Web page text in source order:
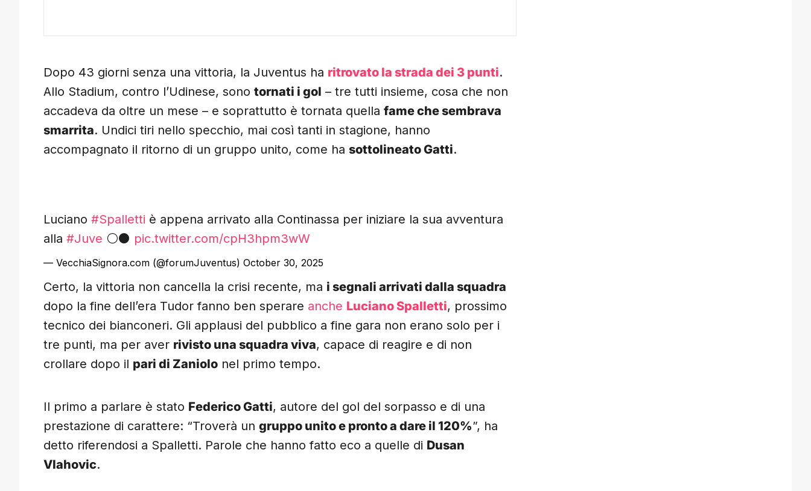
Dopo 43 giorni senza una vittoria, la Juventus ha ritrovato la strada dei 3 punti.
Allo Stadium, contro l’Udinese, sono tornati i gol – tre tutti insieme, cosa che non
accadeva da oltre un mese – e soprattutto è tornata quella fame che sembrava
smarrita. Undici tiri nello specchio, mai così tanti in stagione, hanno
accompagnato il ritorno di un gruppo unito, come ha sottolineato Gatti.
Luciano #Spalletti è appena arrivato alla Continassa per iniziare la sua avventura
alla #Juve ⚪️⚫️ pic.twitter.com/cpH3hpm3wW
— VecchiaSignora.com (@forumJuventus) October 30, 2025
Certo, la vittoria non cancella la crisi recente, ma i segnali arrivati dalla squadra
dopo la fine dell’era Tudor fanno ben sperare anche Luciano Spalletti, prossimo
tecnico dei bianconeri. Gli applausi del pubblico a fine gara non erano solo per i
tre punti, ma per aver rivisto una squadra viva, capace di reagire e di non
crollare dopo il pari di Zaniolo nel primo tempo.
Il primo a parlare è stato Federico Gatti, autore del gol del sorpasso e di una
prestazione di carattere: “Troverà un gruppo unito e pronto a dare il 120%”, ha
detto riferendosi a Spalletti. Parole che hanno fatto eco a quelle di Dusan
Vlahovic.